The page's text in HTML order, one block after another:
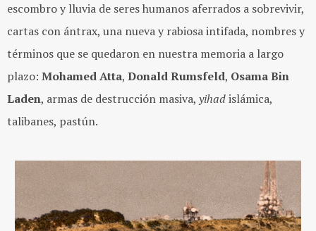
escombro y lluvia de seres humanos aferrados a sobrevivir,
cartas con ántrax, una nueva y rabiosa intifada, nombres y
términos que se quedaron en nuestra memoria a largo
plazo: MohamedAtta, DonaldRumsfeld, OsamaBin
Laden, armas de destrucción masiva, yihadislámica,
talibanes, pastún.